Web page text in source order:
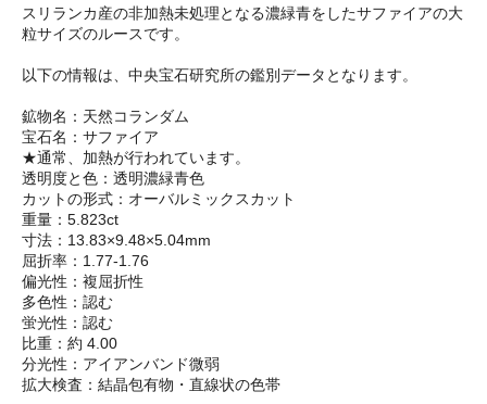
スリランカ産の非加熱未処理となる濃緑青をしたサファイアの大
粒サイズのルースです。
以下の情報は、中央宝石研究所の鑑別データとなります。
鉱物名：天然コランダム
宝石名：サファイア
★通常、加熱が行われています。
透明度と色：透明濃緑青色
カットの形式：オーバルミックスカット
重量：5.823ct
寸法：13.83×9.48×5.04mm
屈折率：1.77-1.76
偏光性：複屈折性
多色性：認む
蛍光性：認む
比重：約 4.00
分光性：アイアンバンド微弱
拡大検査：結晶包有物・直線状の色帯